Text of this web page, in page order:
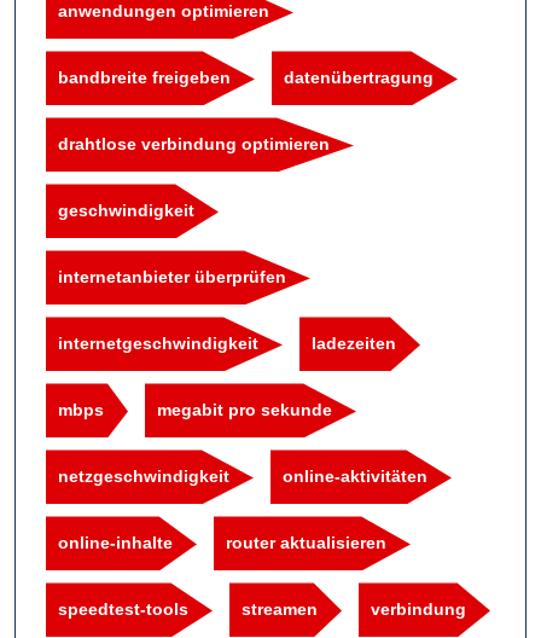
anwendungen optimieren
bandbreite freigeben datenübertragung
drahtlose verbindung optimieren
geschwindigkeit
internetanbieter überprüfen
internetgeschwindigkeit ladezeiten
mbps megabit pro sekunde
netzgeschwindigkeit online-aktivitäten
online-inhalte router aktualisieren
speedtest-tools streamen verbindung